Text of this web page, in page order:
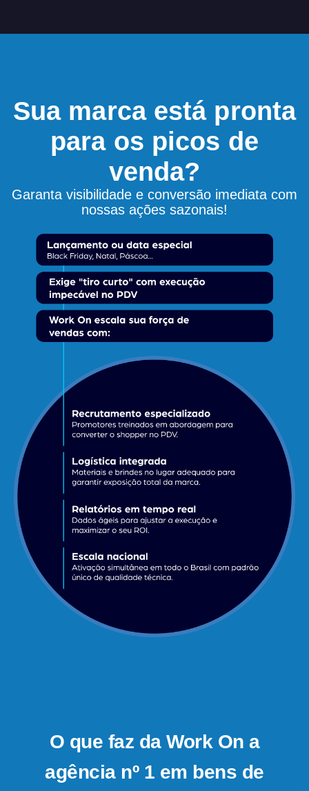
Sua marca está pronta
para os picos de
venda?
Garanta visibilidade e conversão imediata com
nossas ações sazonais!
O que faz da Work On a
agência nº 1 em bens de